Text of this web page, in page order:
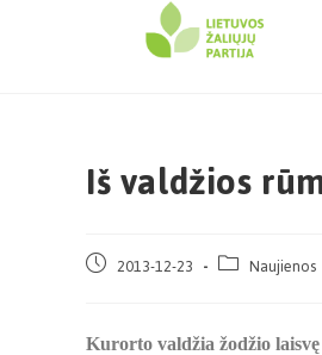
Iš valdžios
2013-12-23 Naujienos
Kurorto valdžia žodžio